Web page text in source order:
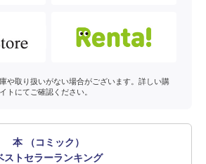
や取り扱いがない場合がございます。詳しい購
トにてご確認ください。
本 （コミック）
ストセラーランキング